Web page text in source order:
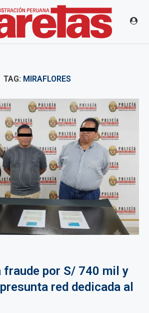
TAG: MIRAFLORES
por S/ 740 mil y
red dedicada al